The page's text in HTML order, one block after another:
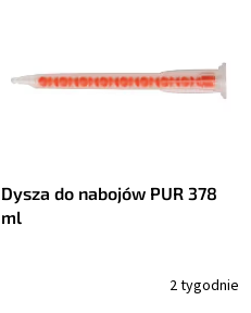
Dysza do nabojów PUR 378
ml
2 tygodnie